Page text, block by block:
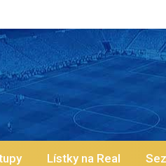
Lístky na Real